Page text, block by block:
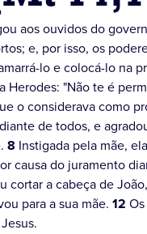
aos ouvidos do
e, por isso, os
lo e colocá-lo na
Herodes: "Não te é
o considerava como
de todos, e
8 Instigada pela mãe,
causa do juramento
cortar a cabeça de
para a sua mãe. 12